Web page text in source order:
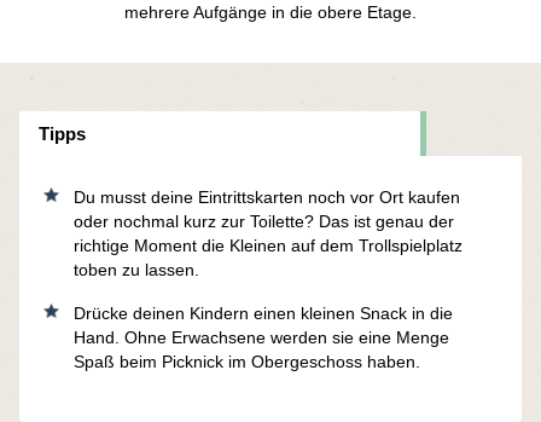
mehrere Aufgänge in die obere Etage.
Tipps
Du musst deine Eintrittskarten noch vor Ort kaufen
oder nochmal kurz zur Toilette? Das ist genau der
richtige Moment die Kleinen auf dem Trollspielplatz
toben zu lassen.
Drücke deinen Kindern einen kleinen Snack in die
Hand. Ohne Erwachsene werden sie eine Menge
Spaß beim Picknick im Obergeschoss haben.